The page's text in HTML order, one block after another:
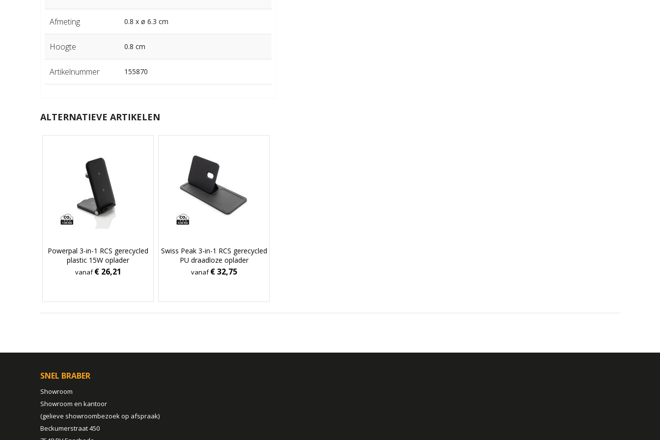
Afmeting 0.8 x ø 6.3 cm
Hoogte 0.8 cm
Artikelnummer 155870
ALTERNATIEVE ARTIKELEN
Powerpal 3-in-1 RCS gerecycled
plastic 15W oplader
vanaf€ 26,21
Swiss Peak 3-in-1 RCS gerecycled
PU draadloze oplader
vanaf€ 32,75
SNEL BRABER
Showroom
Showroom en kantoor
(gelieve showroombezoek op afspraak)
Beckumerstraat 450